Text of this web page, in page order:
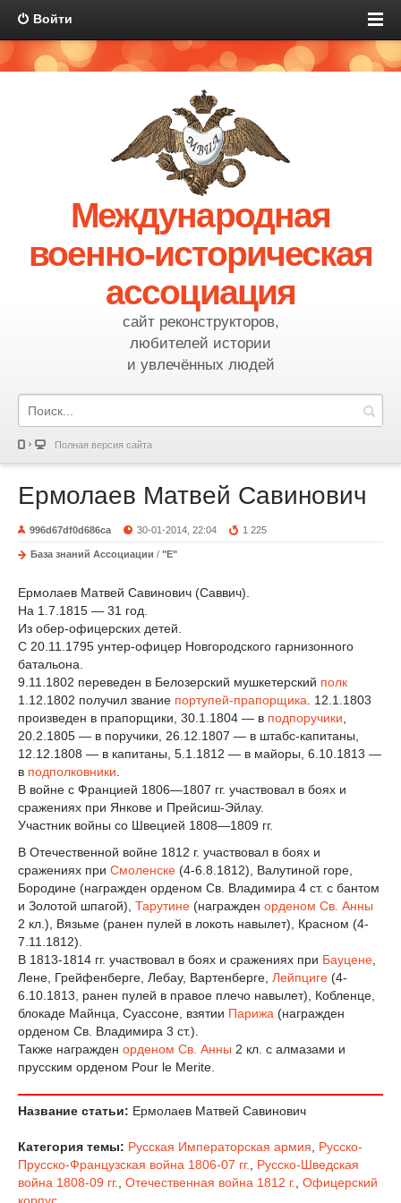
Войти
Международная
военно-историческая
ассоциация
сайт реконструкторов,
любителей истории
и увлечённых людей
Полная версия сайта
Ермолаев Матвей Савинович
996d67df0d686ca 30-01-2014, 22:04 1 225
База знаний Ассоциации / "Е"
Ермолаев Матвей Савинович (Саввич).
На 1.7.1815 — 31 год.
Из обер-офицерских детей.
С 20.11.1795 унтер-офицер Новгородского гарнизонного
батальона.
9.11.1802 переведен в Белозерский мушкетерский полк
1.12.1802 получил звание портупей-прапорщика . 12.1.1803
произведен в прапорщики, 30.1.1804 — в подпоручики
20.2.1805 — в поручики, 26.12.1807 — в штабс-капитаны,
12.12.1808 — в капитаны, 5.1.1812 — в майоры, 6.10.1813 —
в подполковники
В войне с Францией 1806—1807 гг. участвовал в боях и
сражениях при Янкове и Прейсиш-Эйлау.
Участник войны со Швецией 1808—1809 гг.
В Отечественной войне 1812 г. участвовал в боях и
сражениях при Смоленске (4-6.8.1812), Валутиной горе,
Бородине (награжден орденом Св. Владимира 4 ст. с бантом
и Золотой шпагой), Тарутине (награжден орденом Св. Анны
2 кл.), Вязьме (ранен пулей в локоть навылет), Красном (4-
7.11.1812).
В 1813-1814 гг. участвовал в боях и сражениях при Бауцене
Лене, Грейфенберге, Лебау, Вартенберге, Лейпциге (4-
6.10.1813, ранен пулей в правое плечо навылет), Кобленце,
блокаде Майнца, Суассоне, взятии Парижа (награжден
орденом Св. Владимира 3 ст.).
Также награжден орденом Св. Анны 2 кл. с алмазами и
прусским орденом Pour le Merite.
Название статьи: Ермолаев Матвей Савинович
Категория темы: Русская Императорская армия
Русско-
Прусско-Французская война 1806-07 гг.
Русско-Шведская
война 1808-09 гг.
Отечественная война 1812 г.
Офицерский
корпус